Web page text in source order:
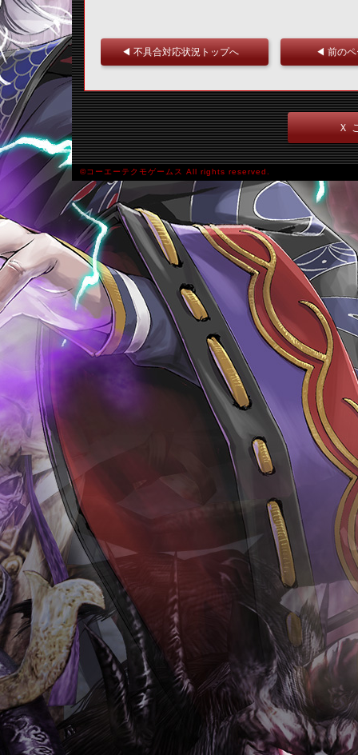
◀ 不具合対応状況トップへ ◀ 前の
Ｘ